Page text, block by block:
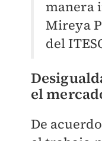
manera
Mireya
del
el
De